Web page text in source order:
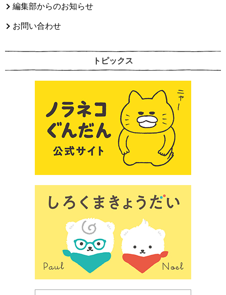
編集部からのお知らせ
お問い合わせ
トピックス